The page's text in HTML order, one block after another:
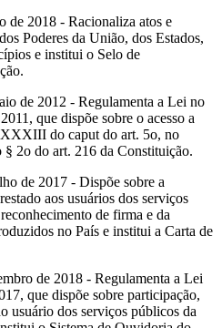
de 2018 - Racionaliza atos e
Poderes da União, dos Estados,
e institui o Selo de
de 2012 - Regulamenta a Lei no
que dispõe sobre o acesso a
do caput do art. 5o, no
2o do art. 216 da Constituição.
de 2017 - Dispõe sobre a
aos usuários dos serviços
de firma e da
no País e institui a Carta de
de 2018 - Regulamenta a Lei
que dispõe sobre participação,
usuário dos serviços públicos da